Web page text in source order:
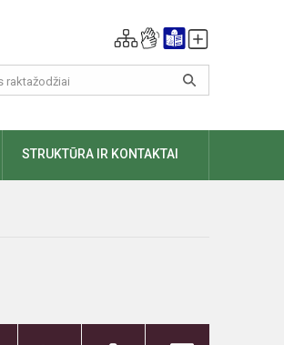
STRUKTŪRA IR KONTAKTAI